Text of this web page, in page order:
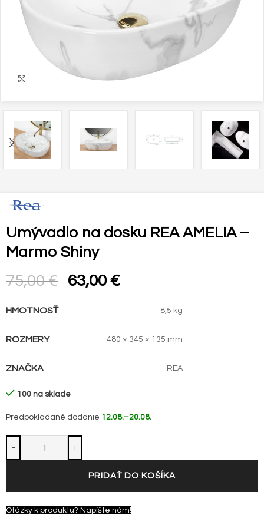
Umývadlo na dosku REA AMELIA –
Marmo Shiny
75,00€ 63,00€
HMOTNOSŤ 8,5 kg
ROZMERY 480 × 345 × 135 mm
ZNAČKA REA
100 na sklade
Predpokladané dodanie 12.08.–20.08.
PRIDAŤ DO KOŠÍKA
Otázky k produktu? Napíšte nám!